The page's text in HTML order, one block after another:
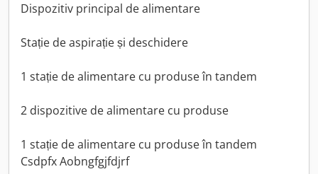
Dispozitiv principal de alimentare
Stație de aspirație și deschidere
1 stație de alimentare cu produse în tandem
2 dispozitive de alimentare cu produse
1 stație de alimentare cu produse în tandem
Csdpfx Aobngfgjfdjrf